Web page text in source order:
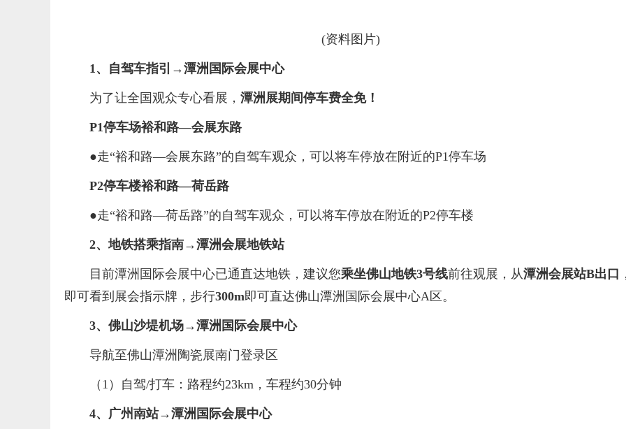
(资料图片)
1、自驾车指引→潭洲国际会展中心
为了让全国观众专心看展， 潭洲展期间停车费全免！
P1停车场裕和路—会展东路
●走“裕和路—会展东路”的自驾车观众，可以将车停放在附近的P1停车场
P2停车楼裕和路—荷岳路
●走“裕和路—荷岳路”的自驾车观众，可以将车停放在附近的P2停车楼
2、地铁搭乘指南→潭洲会展地铁站
目前潭洲国际会展中心已通直达地铁，建议您乘坐佛山地铁3号线前往观展，从潭洲会展站B出口 ，
即可看到展会指示牌，步行300m即可直达佛山潭洲国际会展中心A区。
3、 佛山沙堤机场→潭洲国际会展中心
导航至佛山潭洲陶瓷展南门登录区
（1）自驾/打车：路程约23km，车程约30分钟
4、 广州南站→潭洲国际会展中心